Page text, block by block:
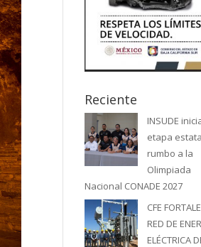
Reciente
INSUDE
etapa
rumbo a la
Olimpiada
Nacional CONADE 2027
CFE
RED DE
ELÉCTRICA